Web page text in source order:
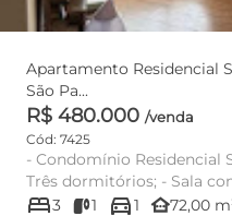
Apartamento Residencial
São Pa...
R$ 480.000 /venda
Cód: 7425
- Condomínio Residencial
Três dormitórios; - Sala com 2 ambientes; - Cozinha com
armár...
bed3 1 directions_car1 other_houses72,00